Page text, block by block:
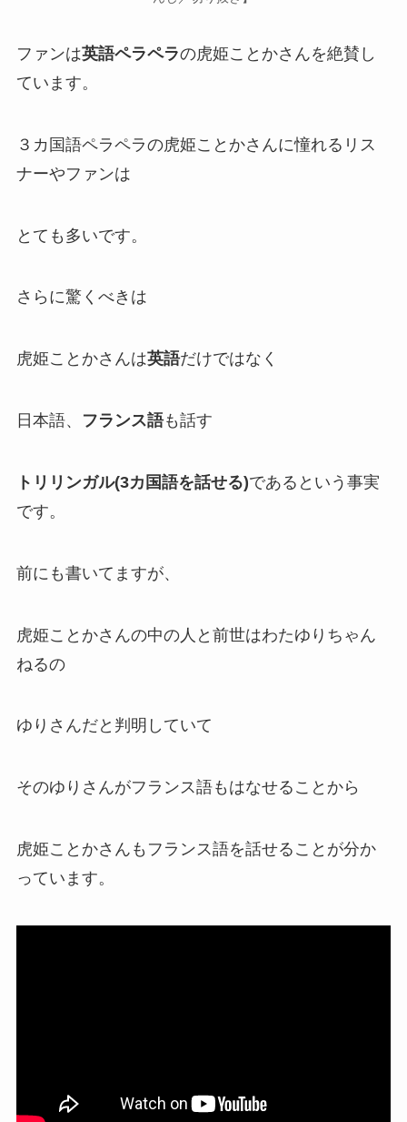
ファンは英語ペラペラの虎姫ことかさんを絶賛し
ています。
３カ国語ペラペラの虎姫ことかさんに憧れるリス
ナーやファンは
とても多いです。
さらに驚くべきは
虎姫ことかさんは英語だけではなく
日本語、 フランス語も話す
トリリンガル(3カ国語を話せる)であるという事実
です。
前にも書いてますが、
虎姫ことかさんの中の人 と 前世はわたゆりちゃん
ねるの
ゆりさんだと判明していて
そのゆりさんがフランス語もはなせることから
虎姫ことかさんもフランス語を話せる ことが分か
っています。